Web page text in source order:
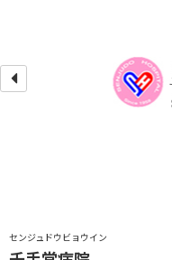
センジュドウビョウイン